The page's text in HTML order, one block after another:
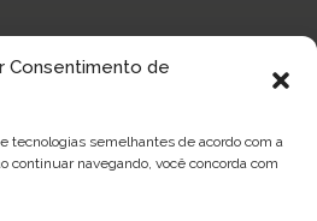
Consentimento de
tecnologias semelhantes de acordo com a
continuar navegando, você concorda com
redes sociais: